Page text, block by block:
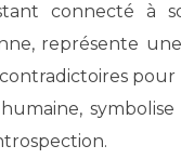
connecté à
représente
symbolise